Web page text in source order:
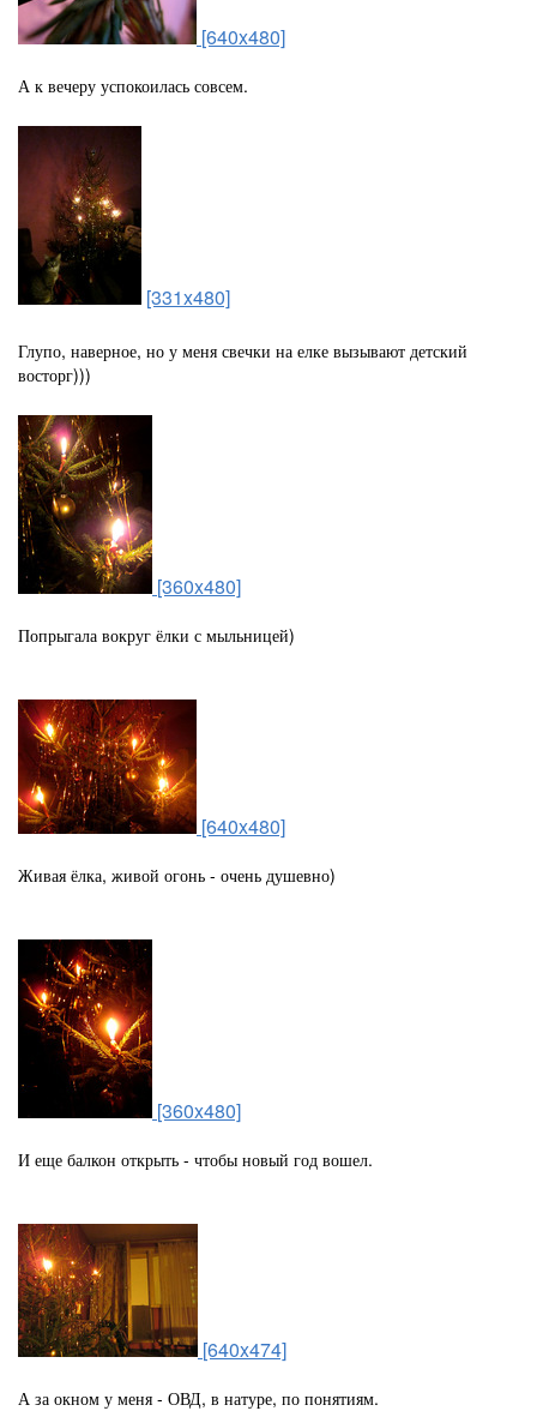
[640x480]
А к вечеру успокоилась совсем.
[331x480]
Глупо, наверное, но у меня свечки на елке вызывают детский
восторг)))
[360x480]
Попрыгала вокруг ёлки с мыльницей)
[640x480]
Живая ёлка, живой огонь - очень душевно)
[360x480]
И еще балкон открыть - чтобы новый год вошел.
[640x474]
А за окном у меня - ОВД, в натуре, по понятиям.